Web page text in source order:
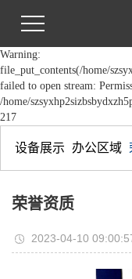
Warning:
file_put_contents(/home/
failed to open stream:
/home/
217
设备展示 办公区域
荣誉资质
2023-04-10